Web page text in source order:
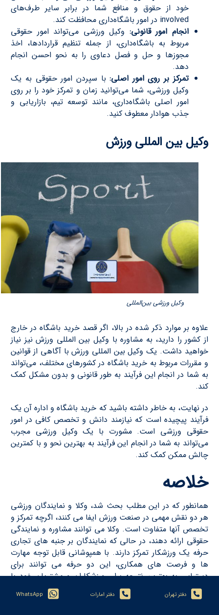
خود از حقوق و منافع شما در برابر سایر طرف‌های
involved در امور باشگاه‌داری محافظت کند.
انجام امور قانونی: وکیل ورزشی می‌تواند امور حقوقی
مربوط به باشگاه‌داری، از جمله تنظیم قراردادها، اخذ
مجوزها و حل و فصل دعاوی را به نحو احسن انجام
دهد.
تمرکز بر روی امور اصلی:با سپردن امور حقوقی به یک
وکیل ورزشی، شما می‌توانید زمان و تمرکز خود را بر روی
امور اصلی باشگاه‌داری، مانند توسعه تیم، بازاریابی و
جذب هوادار معطوف کنید.
وکیل بین المللی ورزش
وکیل ورزشی بین‌المللی
علاوه بر موارد ذکر شده در بالا، اگر قصد خرید باشگاه در خارج
از کشور را دارید، به مشاوره با وکیل بین المللی ورزش نیز نیاز
خواهید داشت. یک وکیل بین المللی ورزش با آگاهی از قوانین
و مقررات مربوط به خرید باشگاه در کشورهای مختلف، می‌تواند
به شما در انجام این فرآیند به طور قانونی و بدون مشکل کمک
کند.
در نهایت، به خاطر داشته باشید که خرید باشگاه و اداره آن یک
فرآیند پیچیده است که نیازمند دانش و تخصص کافی در امور
حقوقی ورزشی است. مشورت با یک وکیل ورزشی مجرب
می‌تواند به شما در انجام این فرآیند به بهترین نحو و با کمترین
چالش ممکن کمک کند.
خلاصه
همانطور که در این مطلب بحث شد، وکلا و نمایندگان ورزشی
هر دو نقش مهمی در صنعت ورزش ایفا می کنند، اگرچه تمرکز و
تخصص آنها متفاوت است. وکلا می توانند مشاوره و نمایندگی
حقوقی ارائه دهند، در حالی که نمایندگان بر جنبه های تجاری
حرفه یک ورزشکار تمرکز دارند. با همپوشانی قابل توجه مهارت
ها و فرصت های همکاری، این دو حرفه می توانند برای
دستیابی به بهترین نتیجه برای ورزشکاران و مشتریان خود با
هم کار کنند.
دفتر تهران دفتر امارات WhatsApp